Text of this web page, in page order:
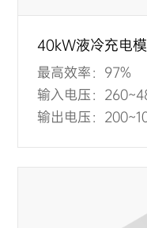
40kW液冷充电
最高效率： 97%
输入电压：
输出电压：